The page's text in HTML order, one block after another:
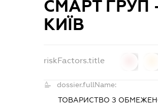
СМАРТ ГРУП
КИЇВ
riskFactors.title
dossier.fullName:
ТОВАРИСТВО З